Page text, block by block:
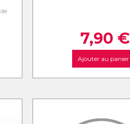
7,90 €
Ajouter au panier